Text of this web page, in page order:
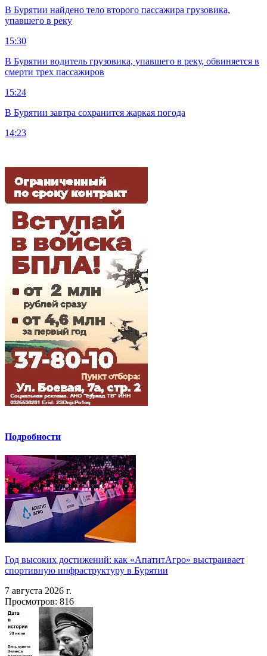
В Бурятии найдено тело второго пассажира грузовика,
упавшего в реку
15:30
В Бурятии водитель грузовика, упавшего в реку, обвиняется в
смерти трех пассажиров
15:24
В Бурятии завтра сохранится жаркая погода
14:23
Подробности
Год высоких достижений: как «АпатитАгро» выстраивает
спортивную инфраструктуру в Бурятии
7 августа 2026 г.
Просмотров: 816